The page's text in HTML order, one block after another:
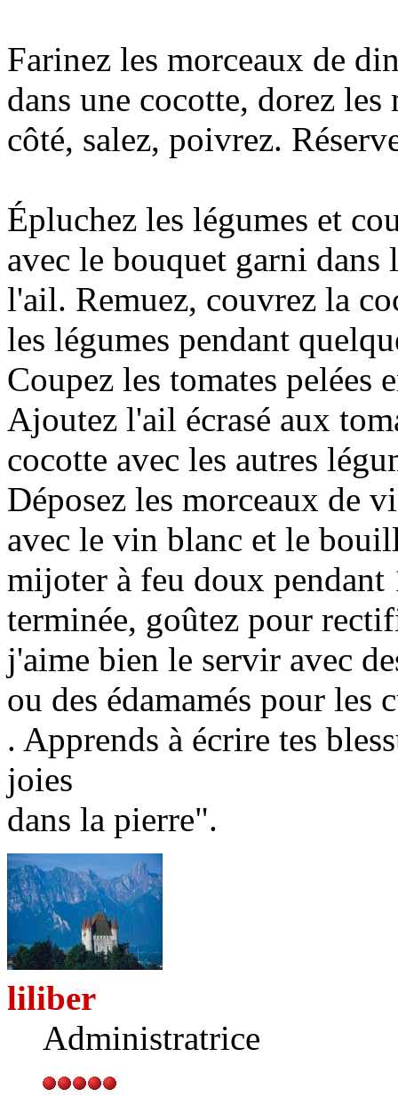
Farinez les morceaux de
dans une cocotte, dorez
côté, salez, poivrez.
Épluchez les légumes et
avec le bouquet garni dans
l'ail. Remuez, couvrez la
les légumes pendant
Coupez les tomates pelées
Ajoutez l'ail écrasé aux
cocotte avec les autres
Déposez les morceaux de
avec le vin blanc et le
mijoter à feu doux
terminée, goûtez pour
j'aime bien le servir avec
ou des édamamés pour les
. Apprends à écrire tes
joies
dans la pierre".
liliber
Administratrice